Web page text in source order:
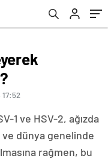
17:52
1 ve HSV-2, ağızda
dünya genelinde
rağmen, bu